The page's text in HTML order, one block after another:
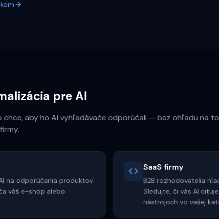
pre AI
chce, aby ho AI vyhľadávače odporúčali — bez ohľadu na
na odporúčania produktov.
váš e-shop alebo
SaaS firmy
B2B rozhodovatelia
Sledujte, či vás AI
nástrojoch vo vašej